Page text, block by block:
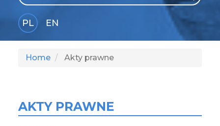
PL
EN
Home Akty prawne
AKTY PRAWNE